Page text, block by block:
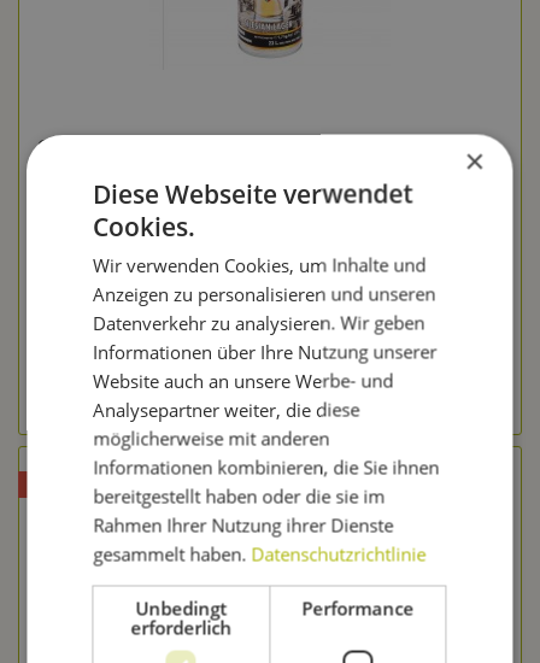
GOZDAWA 1,5 kg Bierkit OS "Schlesisches Lagerbier" -
1.7 Kilogramm(7,94 € * / 1 Kilogramm)
Merken
In den Warenkorb
zum Produkt
×
Diese Webseite verwendet
Cookies.
Wir verwenden Cookies, um Inhalte und
Anzeigen zu personalisieren und unseren
Datenverkehr zu analysieren. Wir geben
Informationen über Ihre Nutzung unserer
Website auch an unsere Werbe- und
Analysepartner weiter, die diese
möglicherweise mit anderen
Informationen kombinieren, die Sie ihnen
bereitgestellt haben oder die sie im
Rahmen Ihrer Nutzung ihrer Dienste
gesammelt haben. Datenschutzrichtlinie
Unbedingt
erforderlich
Performance